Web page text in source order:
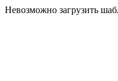
Невозможно загрузить